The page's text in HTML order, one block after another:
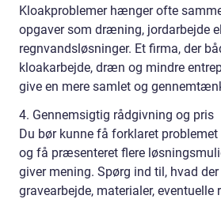
Kloakproblemer hænger ofte
opgaver som dræning, jordarbejde
regnvandsløsninger. Et firma, der
kloakarbejde, dræn og mindre
give en mere samlet og
4. Gennemsigtig rådgivning og pris
Du bør kunne få forklaret
og få præsenteret flere
giver mening. Spørg ind til, hvad
gravearbejde, materialer, eventuelle